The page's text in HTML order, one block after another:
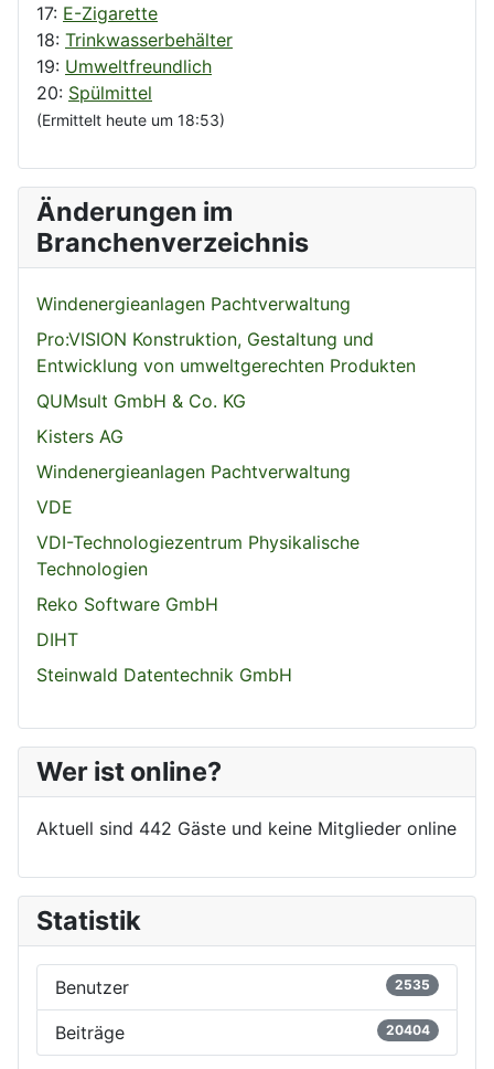
17: E-Zigarette
18: Trinkwasserbehälter
19: Umweltfreundlich
20: Spülmittel
(Ermittelt heute um 18:53)
Änderungen im
Branchenverzeichnis
Windenergieanlagen Pachtverwaltung
Pro:VISION Konstruktion, Gestaltung und
Entwicklung von umweltgerechten Produkten
QUMsult GmbH & Co. KG
Kisters AG
Windenergieanlagen Pachtverwaltung
VDE
VDI-Technologiezentrum Physikalische
Technologien
Reko Software GmbH
DIHT
Steinwald Datentechnik GmbH
Wer ist online?
Aktuell sind 442 Gäste und keine Mitglieder online
Statistik
Benutzer 2535
Beiträge 20404